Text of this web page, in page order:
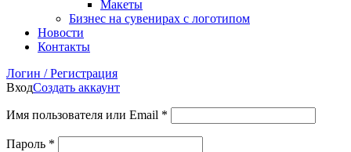
Макеты
Бизнес на сувенирах с логотипом
Новости
Контакты
Логин / Регистрация
ВходСоздать аккаунт
Имя пользователя или Email *
Пароль *